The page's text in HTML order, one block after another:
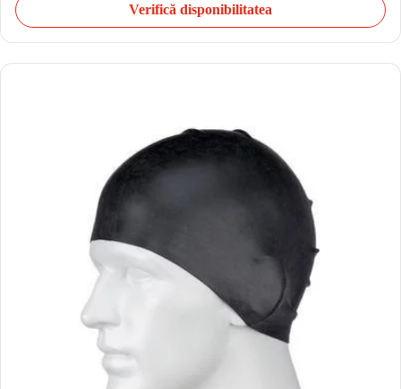
Verifică disponibilitatea